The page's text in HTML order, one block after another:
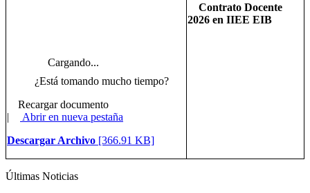
Cargando...
¿Está tomando mucho tiempo?
Recargar documento
|
Abrir en nueva pestaña
Descargar Archivo [366.91 KB]
Contrato Docente
2026 en IIEE EIB
Últimas Noticias